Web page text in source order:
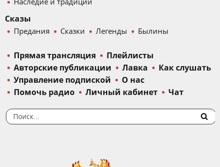
Наследие и традиции
Сказы
Предания Сказки Легенды Былины
Прямая трансляция
Плейлисты
Авторские публикации
Лавка
Как слушать
Управление подпиской
О нас
Помочь радио
Личный кабинет Чат